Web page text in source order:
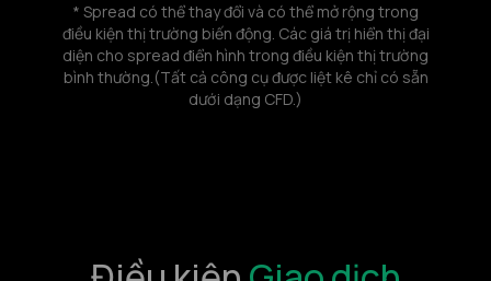
* Spread có thể thay đổi và có thể mở rộng trong
điều kiện thị trường biến động. Các giá trị hiển thị đại
diện cho spread điển hình trong điều kiện thị trường
bình thường.(Tất cả công cụ được liệt kê chỉ có sẵn
dưới dạng CFD.)